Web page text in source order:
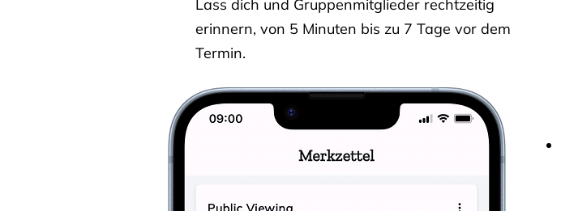
Lass dich und Gruppenmitglieder rechtzeitig
erinnern, von 5 Minuten bis zu 7 Tage vor dem
Termin.